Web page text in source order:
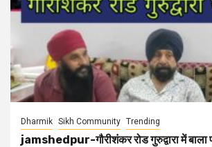
Dharmik Sikh Community Trending
jamshedpur-गौरीशंकर रोड गुरुद्वारा में बाला